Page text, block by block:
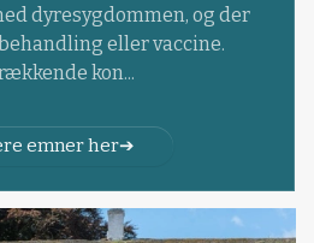
dyresygdommen, og der
eller vaccine.
kon...
emner her